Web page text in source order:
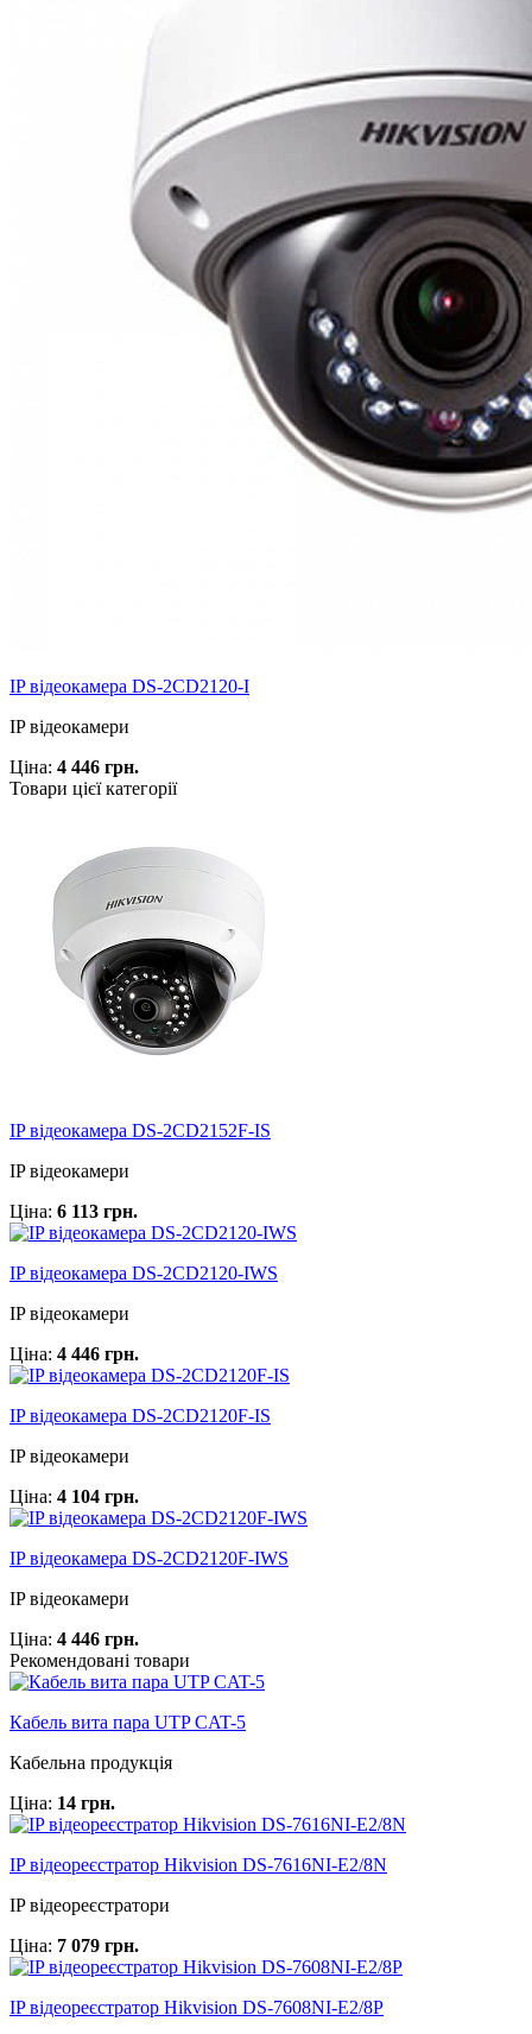
IP відеокамера DS-2CD2120-I
IP відеокамери
Ціна: 4 446 грн.
Товари цієї категорії
IP відеокамера DS-2CD2152F-IS
IP відеокамери
Ціна: 6 113 грн.
IP відеокамера DS-2CD2120-IWS
IP відеокамери
Ціна: 4 446 грн.
IP відеокамера DS-2CD2120F-IS
IP відеокамери
Ціна: 4 104 грн.
IP відеокамера DS-2CD2120F-IWS
IP відеокамери
Ціна: 4 446 грн.
Рекомендовані товари
Кабель вита пара UTP CAT-5
Кабельна продукція
Ціна: 14 грн.
IP відеореєстратор Hikvision DS-7616NI-E2/8N
IP відеореєстратори
Ціна: 7 079 грн.
IP відеореєстратор Hikvision DS-7608NI-E2/8P